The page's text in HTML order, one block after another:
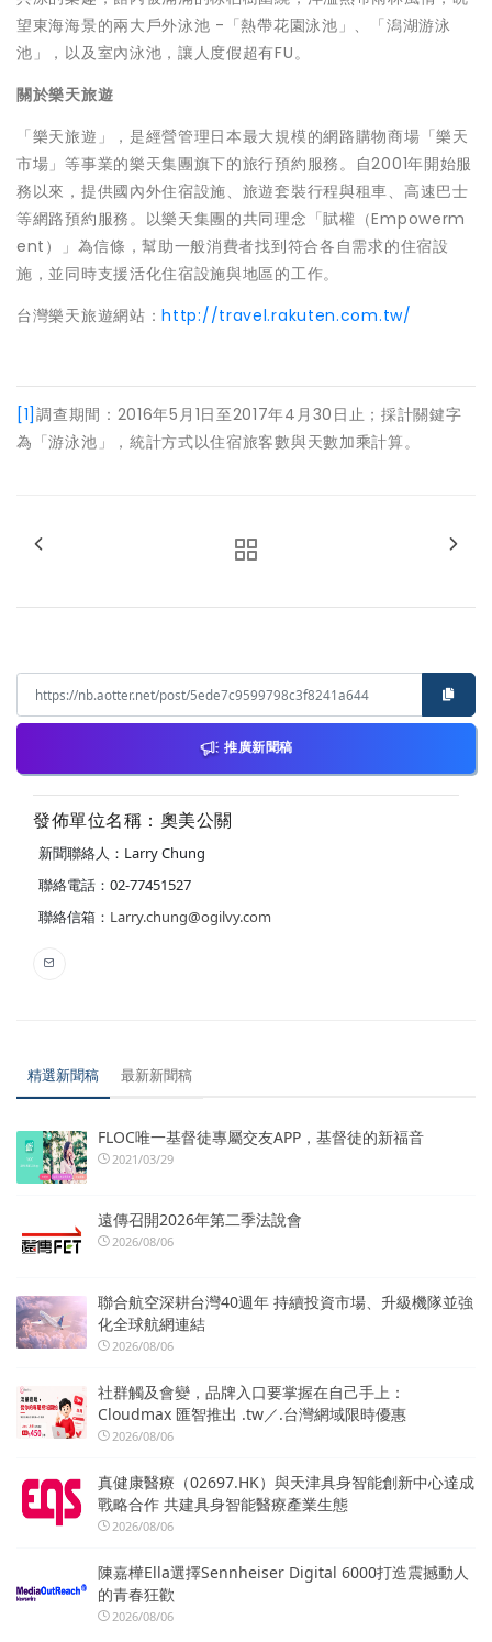
望東海海景的兩大戶外泳池 -「熱帶花園泳池」、「潟湖游泳
池」，以及室內泳池，讓人度假超有FU。
關於樂天旅遊
「樂天旅遊」，是經營管理日本最大規模的網路購物商場「樂天
市場」等事業的樂天集團旗下的旅行預約服務。自2001年開始服
務以來，提供國內外住宿設施、旅遊套裝行程與租車、高速巴士
等網路預約服務。以樂天集團的共同理念「賦權（Empowerm
ent）」為信條，幫助一般消費者找到符合各自需求的住宿設
施，並同時支援活化住宿設施與地區的工作。
台灣樂天旅遊網站：http://travel.rakuten.com.tw/
[1]調查期間：2016年5月1日至2017年4月30日止；採計關鍵字
為「游泳池」，統計方式以住宿旅客數與天數加乘計算。
推廣新聞稿
發佈單位名稱：奧美公關
新聞聯絡人：Larry Chung
聯絡電話：02-77451527
聯絡信箱： Larry.chung@ogilvy.com
精選新聞稿 最新新聞稿
FLOC唯一基督徒專屬交友APP，基督徒的新福音
2021/03/29
遠傳召開2026年第二季法說會
2026/08/06
聯合航空深耕台灣40週年 持續投資市場、升級機隊並強
化全球航網連結
2026/08/06
社群觸及會變，品牌入口要掌握在自己手上：
Cloudmax 匯智推出 .tw／.台灣網域限時優惠
2026/08/06
真健康醫療（02697.HK）與天津具身智能創新中心達成
戰略合作 共建具身智能醫療產業生態
2026/08/06
陳嘉樺Ella選擇Sennheiser Digital 6000打造震撼動人
的青春狂歡
2026/08/06